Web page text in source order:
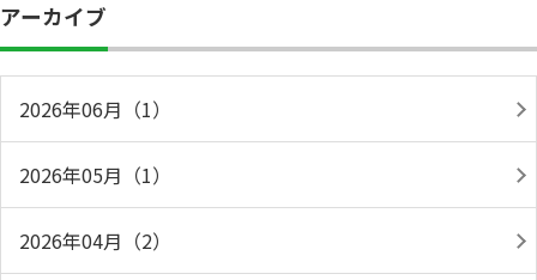
アーカイブ
2026年06月（1）
2026年05月（1）
2026年04月（2）